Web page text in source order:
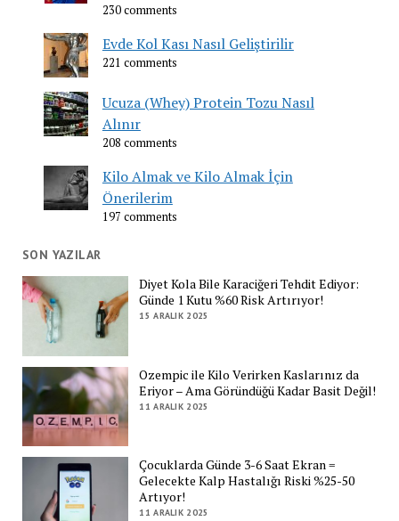
230 comments
Evde Kol Kası Nasıl Geliştirilir
221 comments
Ucuza (Whey) Protein Tozu Nasıl
Alınır
208 comments
Kilo Almak ve Kilo Almak İçin
Önerilerim
197 comments
SON YAZILAR
Diyet Kola Bile Karaciğeri Tehdit Ediyor:
Günde 1 Kutu %60 Risk Artırıyor!
15 ARALIK 2025
Ozempic ile Kilo Verirken Kaslarınız da
Eriyor – Ama Göründüğü Kadar Basit Değil!
11 ARALIK 2025
Çocuklarda Günde 3-6 Saat Ekran =
Gelecekte Kalp Hastalığı Riski %25-50
Artıyor!
11 ARALIK 2025